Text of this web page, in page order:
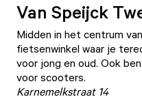
Van Speijck
Midden in het centrum
fietsenwinkel waar je
voor jong en oud. Ook
voor scooters.
Karnemelkstraat 14